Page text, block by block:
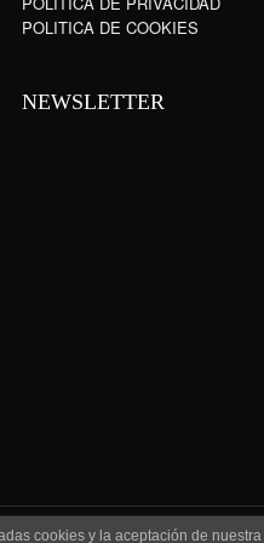
POLITICA DE COOKIES
NEWSLETTER
cookies y la aceptación de nuestra